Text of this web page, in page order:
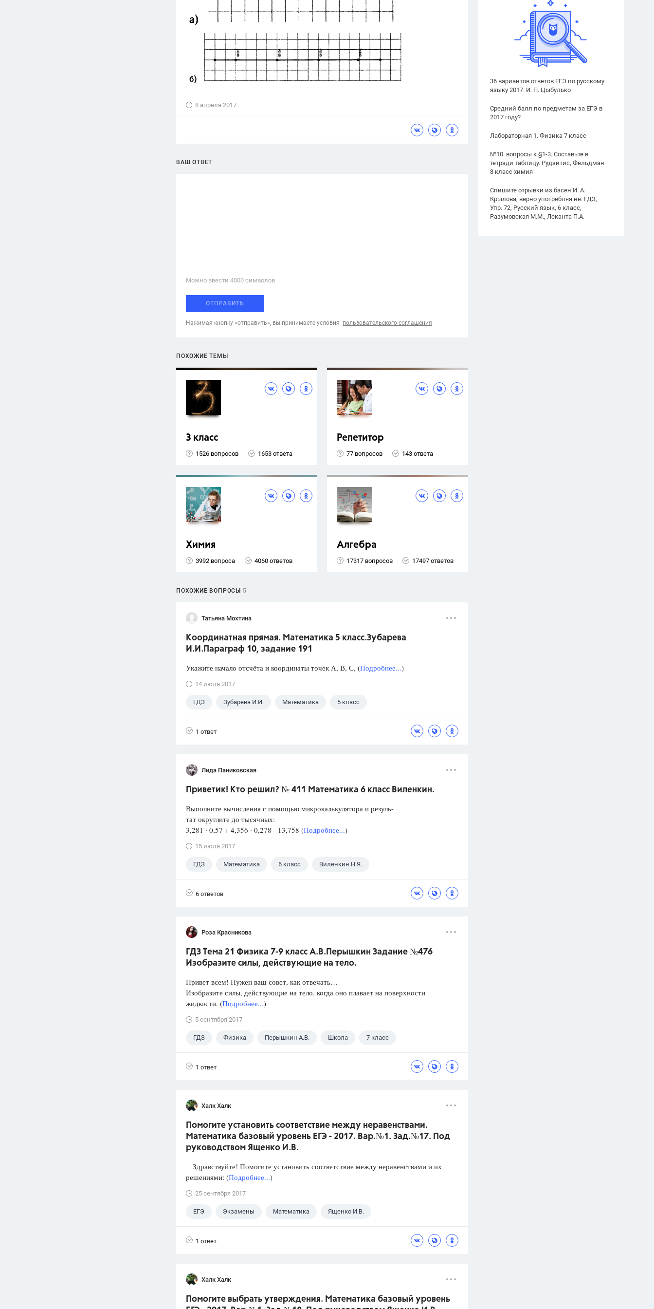
36 вариантов ответов ЕГЭ по русскому
языку 2017. И. П. Цыбулько
Средний балл по предметам за ЕГЭ в
2017 году?
Лабораторная 1. Физика 7 класс
№10. вопросы к §1-3. Составьте в
тетради таблицу. Рудзитис, Фельдман
8 класс химия
Спишите отрывки из басен И. А.
Крылова, верно употребляя не. ГДЗ,
Упр. 72, Русский язык, 6 класс,
Разумовская М.М., Леканта П.А.
8 апреля 2017
ВАШ ОТВЕТ
Можно ввести 4000 cимволов
ОТПРАВИТЬ
Нажимая кнопку «отправить», вы принимаете условия пользовательского соглашения
ПОХОЖИЕ ТЕМЫ
3 класс
1526 вопросов 1653 ответа
Репетитор
77 вопросов 143 ответа
Химия
3992 вопроса 4060 ответов
Алгебра
17317 вопросов 17497 ответов
ПОХОЖИЕ ВОПРОСЫ 5
Татьяна Мохтина
Координатная прямая. Математика 5 класс.Зубарева
И.И.Параграф 10, задание 191
Укажите начало отсчёта и координаты точек А, В, С, (Подробнее...)
14 июля 2017
ГДЗ Зубарева И.И. Математика 5 класс
1 ответ
Лида Паниковская
Приветик! Кто решил? № 411 Математика 6 класс Виленкин.
Выполните вычисления с помощью микрокалькулятора и резуль-
тат округлите до тысячных:
3,281 ∙ 0,57 + 4,356 ∙ 0,278 - 13,758 (Подробнее...)
15 июля 2017
ГДЗ Математика 6 класс Виленкин Н.Я.
6 ответов
Роза Красникова
ГДЗ Тема 21 Физика 7-9 класс А.В.Перышкин Задание №476
Изобразите силы, действующие на тело.
Привет всем! Нужен ваш совет, как отвечать…
Изобразите силы, действующие на тело, когда оно плавает на поверхности
жидкости. (Подробнее...)
5 сентября 2017
ГДЗ Физика Перышкин А.В. Школа 7 класс
1 ответ
Халк Халк
Помогите установить соответствие между неравенствами.
Математика базовый уровень ЕГЭ - 2017. Вар.№1. Зад.№17. Под
руководством Ященко И.В.
Здравствуйте! Помогите установить соответствие между неравенствами и их
решениями: (Подробнее...)
25 сентября 2017
ЕГЭ Экзамены Математика Ященко И.В.
1 ответ
Халк Халк
Помогите выбрать утверждения. Математика базовый уровень